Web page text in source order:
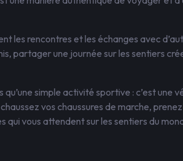
les rencontres et les échanges avec
partager une journée sur les sentiers
qu’une simple activité sportive : c’est une
vos chaussures de marche,
vous attendent sur les sentiers du